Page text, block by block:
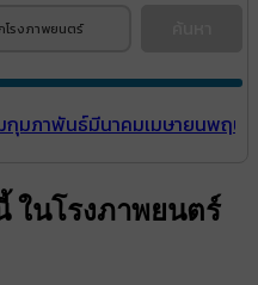
โรงภาพยนตร์
กุมภาพันธ์มีนาคมเมษายนพฤษ
ในโรงภาพยนตร์